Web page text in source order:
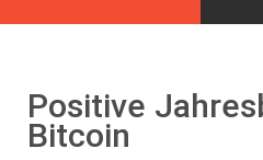
Positive
Bitcoin